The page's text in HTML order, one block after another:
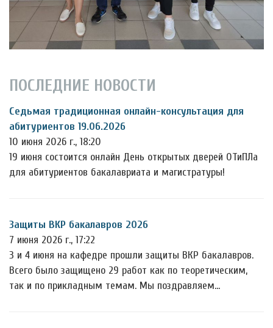
ПОСЛЕДНИЕ НОВОСТИ
Седьмая традиционная онлайн-консультация для
абитуриентов 19.06.2026
10 июня 2026 г., 18:20
19 июня состоится онлайн День открытых дверей ОТиПЛа
для абитуриентов бакалавриата и магистратуры!
Защиты ВКР бакалавров 2026
7 июня 2026 г., 17:22
3 и 4 июня на кафедре прошли защиты ВКР бакалавров.
Всего было защищено 29 работ как по теоретическим,
так и по прикладным темам. Мы поздравляем…